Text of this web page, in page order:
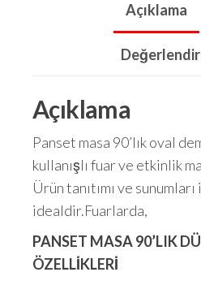
Açıklama
Açıklama
Panset masa 90’lık oval
kullanışlı fuar ve etkinlik
Ürün tanıtımı ve sunumları
idealdir.Fuarlarda,
PANSET MASA 90’LIK
ÖZELLİKLERİ